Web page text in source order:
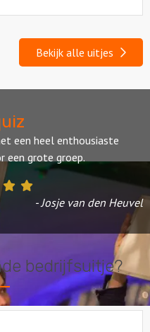
Bekijk alle uitjes
een heel enthousiaste
een grote groep.
- Josje van den Heuvel
bedrijfsuitje?